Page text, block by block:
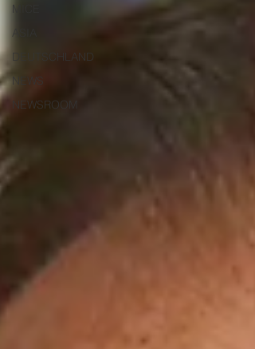
MICE
ASIA
DEUTSCHLAND
NEWS
NEWSROOM